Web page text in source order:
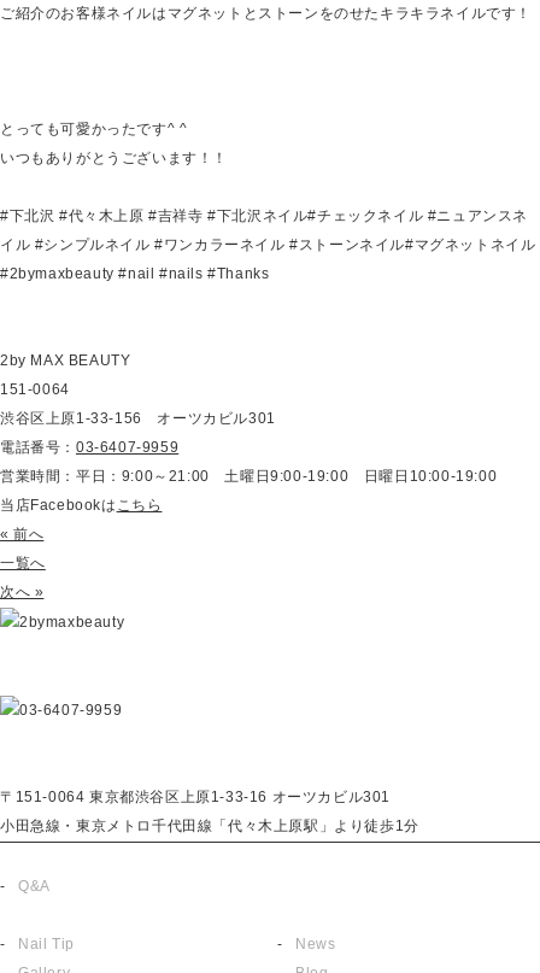
ご紹介のお客様ネイルはマグネットとストーンをのせたキラキラネイルです！
とっても可愛かったです^ ^
いつもありがとうございます！！
#下北沢 #代々木上原 #吉祥寺 #下北沢ネイル#チェックネイル #ニュアンスネ
イル #シンプルネイル #ワンカラーネイル #ストーンネイル#マグネットネイル
#2bymaxbeauty #nail #nails #Thanks
2by MAX BEAUTY
151-0064
渋谷区上原1-33-156 オーツカビル301
電話番号： 03-6407-9959
営業時間：平日：9:00～21:00 土曜日9:00-19:00 日曜日10:00-19:00
当店Facebookは こちら
« 前へ
一覧へ
次へ »
〒151-0064 東京都渋谷区上原1-33-16 オーツカビル301
小田急線・東京メトロ千代田線「代々木上原駅」より徒歩1分
Q&A
Nail Tip
News